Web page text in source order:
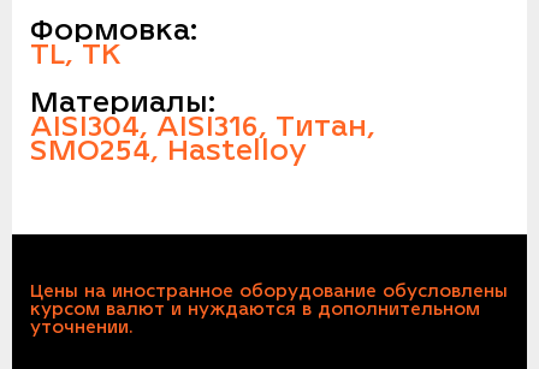
Формовка:
TL, TK
Материалы:
AISI304, AISI316, Титан,
SMO254, Hastelloy
Цены на иностранное оборудование обусловлены
курсом валют и нуждаются в дополнительном
уточнении.